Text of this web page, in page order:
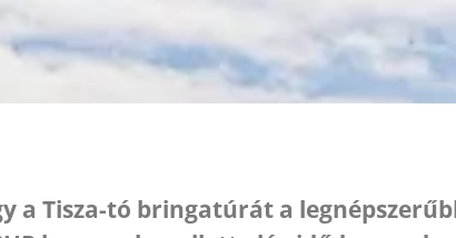
a Tisza-tó bringatúrát a